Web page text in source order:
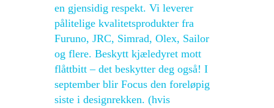
en gjensidig respekt. Vi leverer
pålitelige kvalitetsprodukter fra
Furuno, JRC, Simrad, Olex, Sailor
og flere. Beskytt kjæledyret mott
flåttbitt – det beskytter deg også! I
september blir Focus den foreløpig
siste i designrekken. (hvis